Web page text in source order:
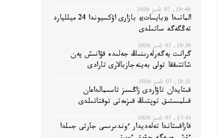
19:46, 07 تامىز 2026
الماتىدا «بايسات» بازارى اۋكسيوندا 24 ميلليارد
تەڭگەگە ساتىلدى
19:29, 07 تامىز 2026
گرانت يەگەرلەرىنىڭ جەلىدە قۋانىش پەن
شاتتىققا تولى بەينەجازبالارى تارادى
18:21, 07 تامىز 2026
قىتايدان تاۋاردى زاڭسىز تاسىمالداعان
قىلمىستىق توپتىڭ قىزمەتى توقتاتىلدى
17:43, 07 تامىز 2026
قازاقستاندا تەلەديدار ءوندىرىسى جارتى جىلدا